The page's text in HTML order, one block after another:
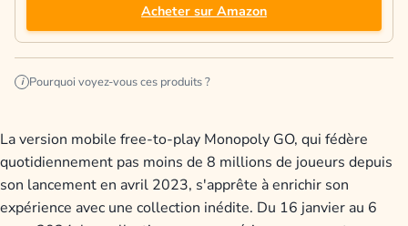
Acheter sur Amazon
i Pourquoi voyez-vous ces produits ?
La version mobile free-to-play Monopoly GO, qui fédère
quotidiennement pas moins de 8 millions de joueurs depuis
son lancement en avril 2023, s'apprête à enrichir son
expérience avec une collection inédite. Du 16 janvier au 6